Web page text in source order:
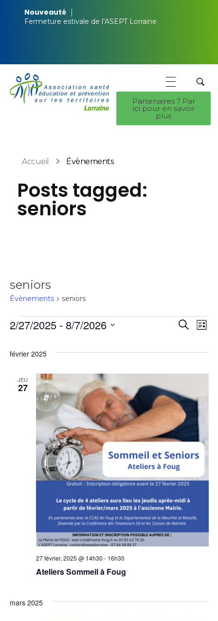
Nouveauté
Fermeture estivale de l’ASEPT Lorraine
Partenaires ? Par
ici pour en savoir
plus
Accueil Évènements
Posts tagged:
seniors
seniors
Évènements seniors
et
de
de
Liste
2/27/2025 - 8/7/2026
une
février 2025
JEU
27
Ateliers Sommeil à Foug
27 février, 2025 @ 14h30 - 16h30
mars 2025